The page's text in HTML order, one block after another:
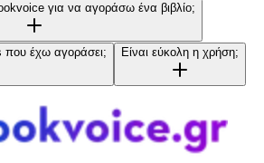
για να αγοράσω ένα βιβλίο;
που έχω αγοράσει; Είναι εύκολη η χρήση;